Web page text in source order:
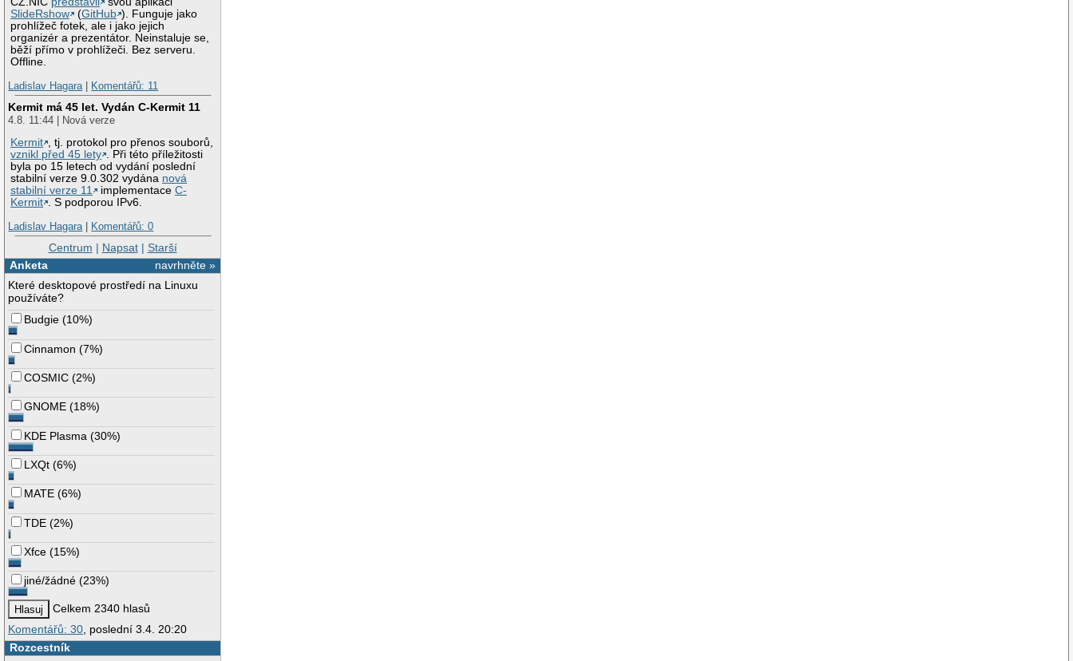
SlideRshow
(GitHub ). Funguje jako
prohlížeč fotek, ale i jako jejich
organizér a prezentátor. Neinstaluje se,
běží přímo v prohlížeči. Bez serveru.
Offline.
Ladislav Hagara| Komentářů: 11
Kermit má 45 let. Vydán C-Kermit 11
4.8. 11:44 | Nová verze
Kermit , tj. protokol pro přenos souborů,
vznikl před 45 lety . Při této příležitosti
byla po 15 letech od vydání poslední
stabilní verze 9.0.302 vydána nová
stabilní verze 11
implementaceC-
Kermit . S podporou IPv6.
Ladislav Hagara| Komentářů: 0
Centrum | Napsat| Starší
navrhněte »
Anketa
Které desktopové prostředí na Linuxu
používáte?
Budgie (10%)
Cinnamon (7%)
COSMIC (2%)
GNOME (18%)
KDE Plasma (30%)
LXQt (6%)
MATE (6%)
TDE (2%)
Xfce (15%)
jiné/žádné (23%)
Celkem 2340 hlasů
Komentářů: 30 , poslední 3.4. 20:20
Rozcestník